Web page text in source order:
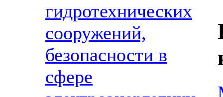
гидротехнических
сооружений,
безопасности в
сфере